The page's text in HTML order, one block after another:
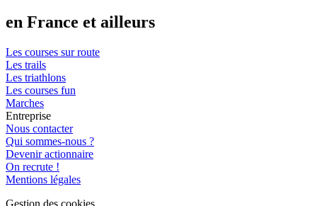
en France et ailleurs
Les courses sur route
Les trails
Les triathlons
Les courses fun
Marches
Entreprise
Nous contacter
Qui sommes-nous ?
Devenir actionnaire
On recrute !
Mentions légales
Gestion des cookies